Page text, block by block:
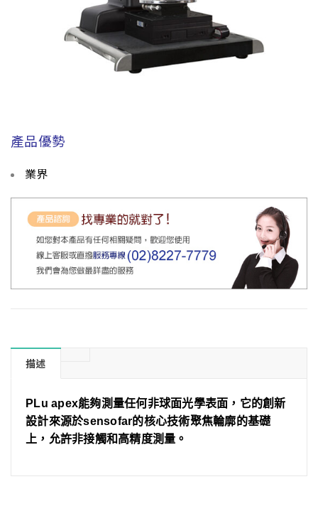
產品優勢
業界
描述
PLu apex能夠測量任何非球面光學表面，它的創新
設計來源於sensofar的核心技術聚焦輪廓的基礎
上，允許非接觸和高精度測量。